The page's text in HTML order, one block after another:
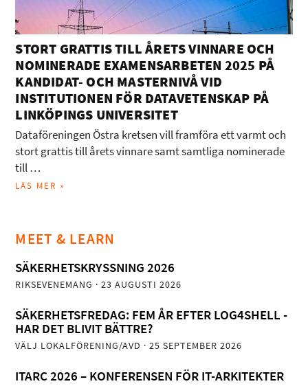
STORT GRATTIS TILL ÅRETS VINNARE OCH
NOMINERADE EXAMENSARBETEN 2025 PÅ
KANDIDAT- OCH MASTERNIVÅ VID
INSTITUTIONEN FÖR DATAVETENSKAP PÅ
LINKÖPINGS UNIVERSITET
Dataföreningen Östra kretsen vill framföra ett varmt och
stort grattis till årets vinnare samt samtliga nominerade
till …
LÄS MER »
MEET & LEARN
SÄKERHETSKRYSSNING 2026
RIKSEVENEMANG · 23 AUGUSTI 2026
SÄKERHETSFREDAG: FEM ÅR EFTER LOG4SHELL -
HAR DET BLIVIT BÄTTRE?
VÄLJ LOKALFÖRENING/AVD · 25 SEPTEMBER 2026
ITARC 2026 – KONFERENSEN FÖR IT-ARKITEKTER